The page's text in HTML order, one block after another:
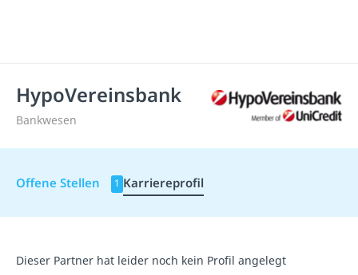
HypoVereinsbank
Bankwesen
Offene Stellen 1 Karriereprofil
Dieser Partner hat leider noch kein Profil angelegt